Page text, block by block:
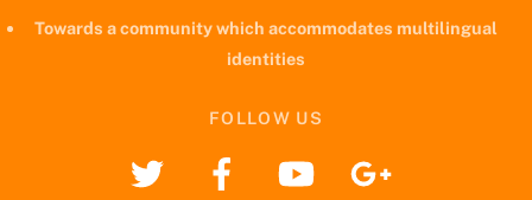
Towards a community which accommodates multilingual
identities
FOLLOW US